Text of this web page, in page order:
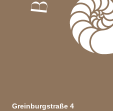
Greinburgstraße 4